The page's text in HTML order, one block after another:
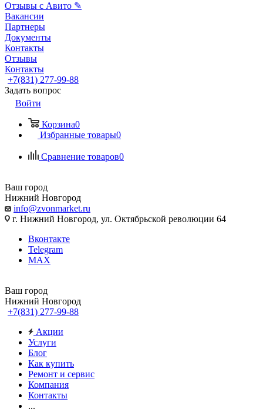
Отзывы с Авито ✎
Вакансии
Партнеры
Документы
Контакты
Отзывы
Контакты
+7(831) 277-99-88
Задать вопрос
Войти
Корзина0
Избранные товары0
Сравнение товаров0
Ваш город
Нижний Новгород
info@zvonmarket.ru
г. Нижний Новгород, ул. Октябрьской революции 64
Вконтакте
Telegram
MAX
Ваш город
Нижний Новгород
+7(831) 277-99-88
Акции
Услуги
Блог
Как купить
Ремонт и сервис
Компания
Контакты
...